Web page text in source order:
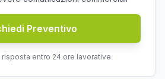
Preventivo
risposta entro 24 ore lavorative